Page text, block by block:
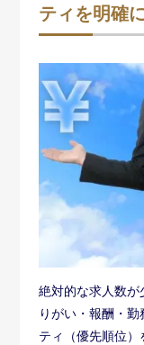
ティを明確
絶対的な求人数が
りがい・報酬・
ティ（優先順位）